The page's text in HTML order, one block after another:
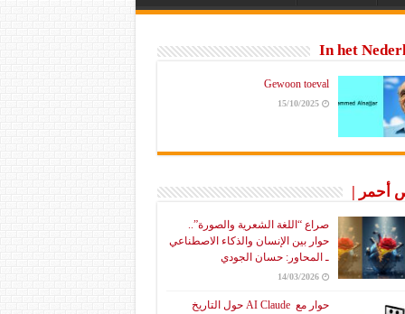
In het
Gewoon toeval
15/10/2025
أحمر |
صراع “اللغة الشعرية والصورة”..
حوار بين الإنسان والذكاء الاصطناعي
ـ المحاور: حسان الجودي
14/03/2026
حوار مع AI Claude حول التاريخ